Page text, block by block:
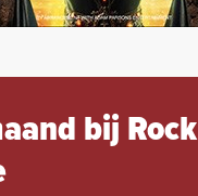
bij Rock